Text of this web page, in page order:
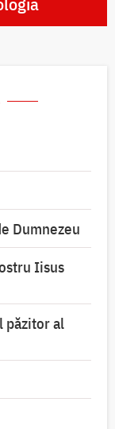
Dumnezeu
Iisus
păzitor al